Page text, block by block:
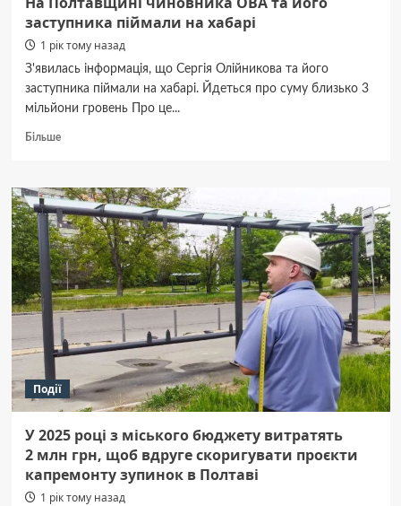
заступника піймали на хабарі
1 рік тому назад
З'явилась інформація, що Сергія Олійникова та його
заступника піймали на хабарі. Йдеться про суму близько 3
мільйони гровень Про це...
БільшеДокладніше
Полтавщині
чиновника
ОВА
та
його
заступника
піймали
на
хабарі
Події
У 2025 році з міського бюджету витратять
2 млн грн, щоб вдруге скоригувати проєкти
капремонту зупинок в Полтаві
1 рік тому назад